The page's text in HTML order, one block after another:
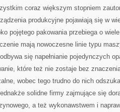
coraz większym stopniem
produkcyjne pojawiają się w
pojętego pakowania przebiega o
mają nowoczesne linie typu
się napełnianie pojedynczych
które też nie zostaje bez
wobec tego trudno do nich
solidne firmy zajmujące się
a też wykonawstwem i